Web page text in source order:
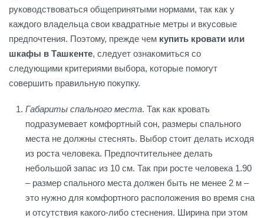
руководствоваться общепринятыми нормами, так как у
каждого владельца свои квадратные метры и вкусовые
предпочтения. Поэтому, прежде чем купить кровати или
шкафы в Ташкенте, следует ознакомиться со
следующими критериями выбора, которые помогут
совершить правильную покупку.
Габариты спального места. Так как кровать
подразумевает комфортный сон, размеры спального
места не должны стеснять. Выбор стоит делать исходя
из роста человека. Предпочтительнее делать
небольшой запас из 10 см. Так при росте человека 1.90
– размер спального места должен быть не менее 2 м –
это нужно для комфортного расположения во время сна
и отсутствия какого-либо стеснения. Ширина при этом